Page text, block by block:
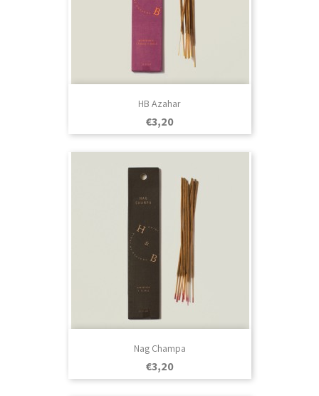
HB Azahar
Prezo
€3,20
Nag Champa
Prezo
€3,20